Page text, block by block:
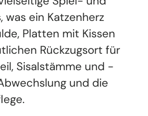
was ein Katzenherz
Platten mit Kissen
Rückzugsort für
Sisalstämme und -
und die